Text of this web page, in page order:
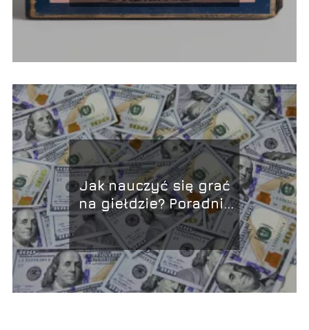
Jak nauczyć się grać
na giełdzie? Poradnik
dla początkujących